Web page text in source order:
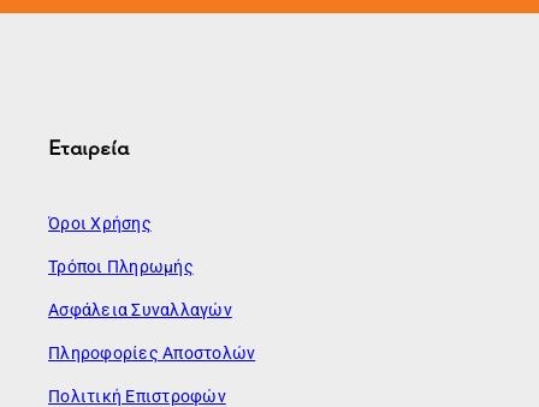
Εταιρεία
Όροι Χρήσης
Τρόποι Πληρωμής
Ασφάλεια Συναλλαγών
Πληροφορίες Αποστολών
Πολιτική Επιστροφών